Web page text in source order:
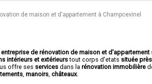
de maison et d'appartement à Champcevinel
entreprise de rénovation de maison et d'appartement
intérieurs et extérieurstout corps d'etats située
offre ses services dans larénovation immobilière
,manoirs ,châteaux.